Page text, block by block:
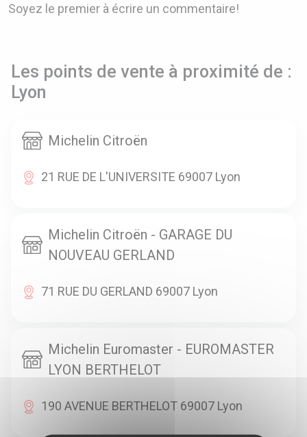
Soyez le premier à écrire un commentaire!
Les points de vente à proximité de :
Lyon
Michelin Citroën
21 RUE DE L'UNIVERSITE 69007 Lyon
Michelin Citroën - GARAGE DU
NOUVEAU GERLAND
71 RUE DU GERLAND 69007 Lyon
Michelin Euromaster - EUROMASTER
LYON BERTHELOT
190 AVENUE BERTHELOT 69007 Lyon